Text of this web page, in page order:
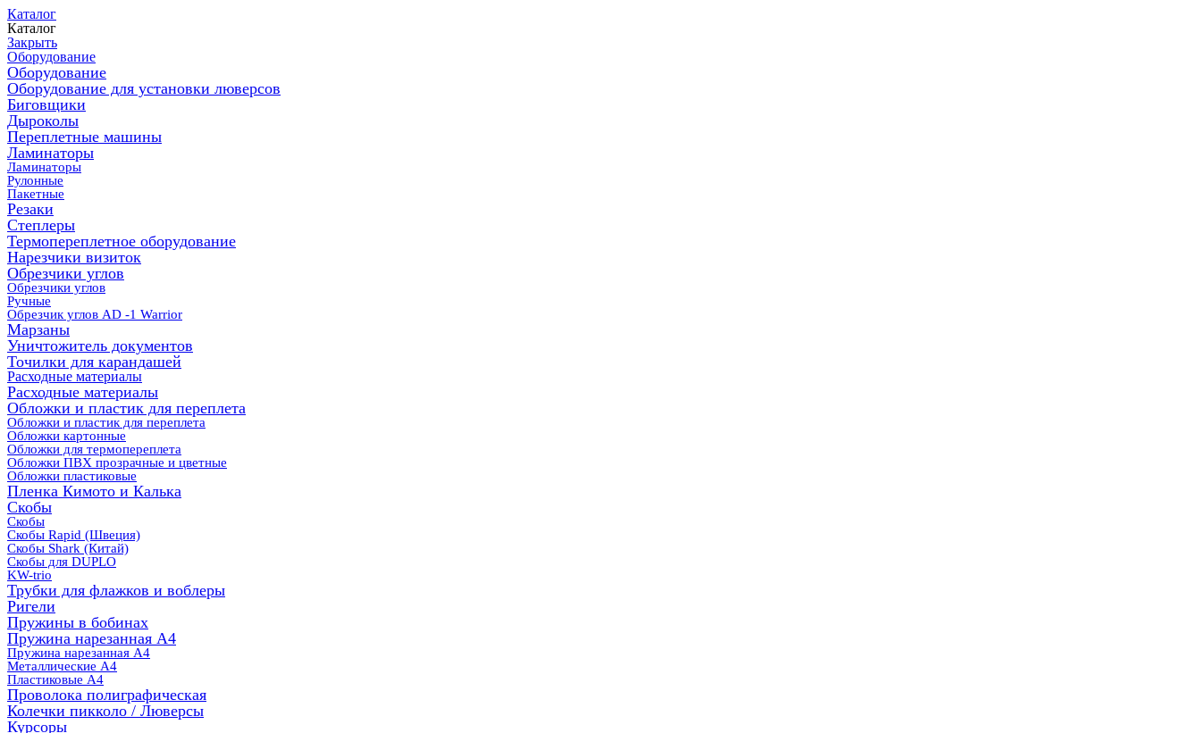
Каталог
Каталог
Закрыть
Оборудование
Оборудование
Оборудование для установки люверсов
Биговщики
Дыроколы
Переплетные машины
Ламинаторы
Ламинаторы
Рулонные
Пакетные
Резаки
Степлеры
Термопереплетное оборудование
Нарезчики визиток
Обрезчики углов
Обрезчики углов
Ручные
Обрезчик углов AD -1 Warrior
Марзаны
Уничтожитель документов
Точилки для карандашей
Расходные материалы
Расходные материалы
Обложки и пластик для переплета
Обложки и пластик для переплета
Обложки картонные
Обложки для термопереплета
Обложки ПВХ прозрачные и цветные
Обложки пластиковые
Пленка Кимото и Калька
Скобы
Скобы
Скобы Rapid (Швеция)
Скобы Shark (Китай)
Скобы для DUPLO
KW-trio
Трубки для флажков и воблеры
Ригели
Пружины в бобинах
Пружина нарезанная А4
Пружина нарезанная А4
Металлические А4
Пластиковые А4
Проволока полиграфическая
Колечки пикколо / Люверсы
Курсоры